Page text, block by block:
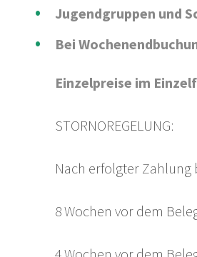
Jugendgruppen und
Bei
Einzelpreise im
STORNOREGELUNG:
Nach erfolgter Zahlung
8 Wochen vor dem
4 Wochen vor dem